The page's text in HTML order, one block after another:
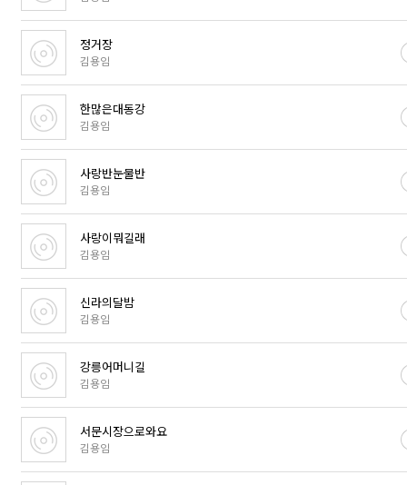
정거장
김용임
한많은대동강
김용임
사랑반눈물반
김용임
사랑이뭐길래
김용임
신라의달밤
김용임
강릉어머니길
김용임
서문시장으로와요
김용임